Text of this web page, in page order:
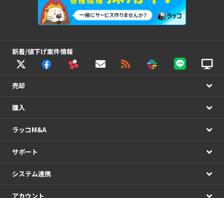
新着/値下げ案件情報
売却
購入
ラッコM&A
サポート
システム連携
アカウント